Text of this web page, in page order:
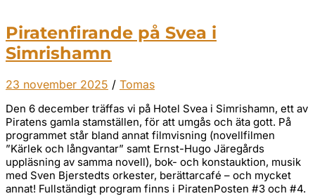
Piratenfirande på Svea i
Simrishamn
23 november 2025 / Tomas
Den 6 december träffas vi på Hotel Svea i Simrishamn, ett av
Piratens gamla stamställen, för att umgås och äta gott. På
programmet står bland annat filmvisning (novellfilmen
”Kärlek och långvantar” samt Ernst-Hugo Järegårds
uppläsning av samma novell), bok- och konstauktion, musik
med Sven Bjerstedts orkester, berättarcafé – och mycket
annat! Fullständigt program finns i PiratenPosten #3 och #4.